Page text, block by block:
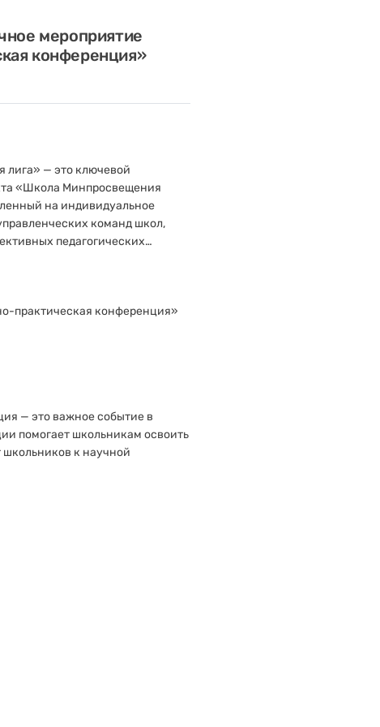
мероприятие
конференция»
лига» — это ключевой
«Школа Минпросвещения
на индивидуальное
команд школ,
педагогических
образовательных организаций,
практическая конференция»
— это важное событие в
помогает школьникам освоить
к научной